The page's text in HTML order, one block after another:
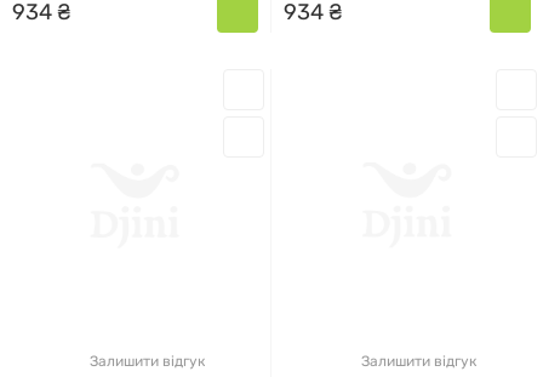
934₴ 934₴
Залишити відгук
Залишити відгук